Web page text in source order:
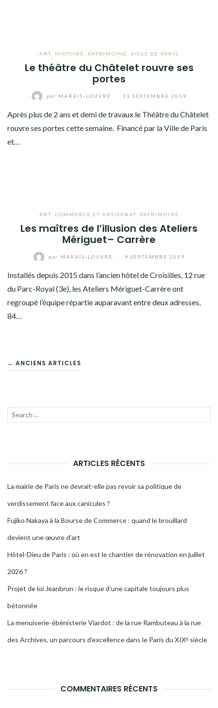
ART HISTOIRE PATRIMOINE VILLE DE PARIS
Le théâtre du Châtelet rouvre ses
portes
par MARAIS-LOUVRE 11 SEPTEMBRE 2019
Après plus de 2 ans et demi de travaux le Théâtre du Châtelet
rouvre ses portes cette semaine. Financé par la Ville de Paris
et…
ART, COMMERCE ET ARTISANAT, PATRIMOINE
Les maîtres de l’illusion des Ateliers
Mériguet– Carrère
par MARAIS-LOUVRE 9 SEPTEMBRE 2019
Installés depuis 2015 dans l’ancien hôtel de Croisilles, 12 rue
du Parc-Royal (3e), les Ateliers Mériguet-Carrère ont
regroupé l’équipe répartie auparavant entre deux adresses,
84…
NAVIGATION
ARTICLES
← ANCIENS ARTICLES
Recherche
ARTICLES RÉCENTS
La mairie de Paris ne devrait-elle pas revoir sa politique de
verdissement face aux canicules ?
Fujiko Nakaya à la Bourse de Commerce : quand le brouillard
devient une œuvre d’art
Hôtel-Dieu de Paris : où en est le chantier de rénovation en juillet
2026 ?
Projet de loi Jeanbrun : le risque d’une capitale toujours plus
bétonnée
La menuiserie-ébénisterie Viardot : de la rue Rambuteau à la rue
des Archives, un parcours d’excellence dans le Paris du XIXᵉ siècle
COMMENTAIRES RÉCENTS